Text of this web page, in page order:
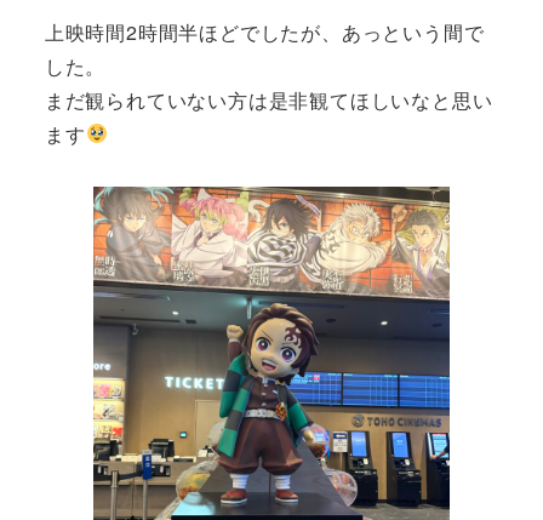
上映時間2時間半ほどでしたが、あっという間で
した。
まだ観られていない方は是非観てほしいなと思い
ます